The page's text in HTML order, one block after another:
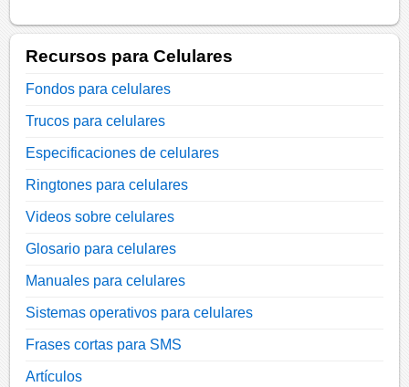
Recursos para Celulares
Fondos para celulares
Trucos para celulares
Especificaciones de celulares
Ringtones para celulares
Videos sobre celulares
Glosario para celulares
Manuales para celulares
Sistemas operativos para celulares
Frases cortas para SMS
Artículos